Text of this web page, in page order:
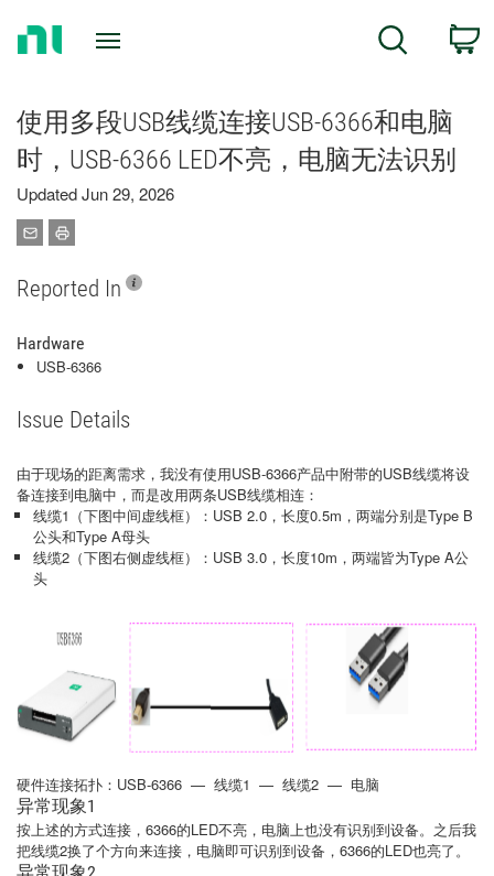
Search
使用多段USB线缆连接USB-6366和电脑
时，USB-6366 LED不亮，电脑无法识别
Updated Jun 29, 2026
Reported In
Hardware
USB-6366
Issue Details
由于现场的距离需求，我没有使用USB-6366产品中附带的USB线缆将设
备连接到电脑中，而是改用两条USB线缆相连：
线缆1（下图中间虚线框）：USB 2.0，长度0.5m，两端分别是Type B
公头和Type A母头
线缆2（下图右侧虚线框）：USB 3.0，长度10m，两端皆为Type A公
头
硬件连接拓扑：USB-6366 — 线缆1 — 线缆2 — 电脑
异常现象1
按上述的方式连接，6366的LED不亮，电脑上也没有识别到设备。之后我
把线缆2换了个方向来连接，电脑即可识别到设备，6366的LED也亮了。